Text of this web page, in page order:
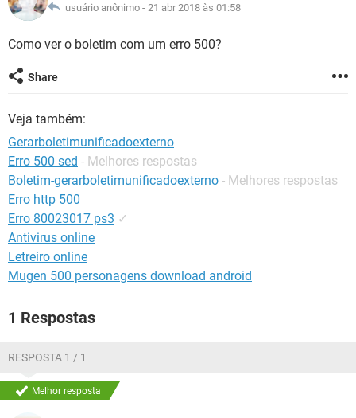
GUIA DE COMPRAS
INSTAGRAM
GUIA DE COMPRAS
CELULAR FACEBOOK
JOGOS
CELULAR FACEBOOK
OUTLOOK
GUIA DE COMPRAS
usuário anônimo - 21 abr 2018 às 01:58
Como ver o boletim com um erro 500?
Share
Veja também:
Gerarboletimunificadoexterno
Erro 500 sed - Melhores respostas
Boletim-gerarboletimunificadoexterno - Melhores respostas
Erro http 500
Erro 80023017 ps3 ✓
Antivirus online
Letreiro online
Mugen 500 personagens download android
1 Respostas
RESPOSTA 1 / 1
Melhor resposta